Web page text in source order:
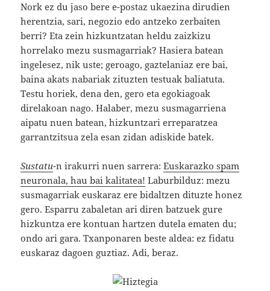
Nork ez du jaso bere e-postaz ukaezina dirudien
herentzia, sari, negozio edo antzeko zerbaiten
berri? Eta zein hizkuntzatan heldu zaizkizu
horrelako mezu susmagarriak? Hasiera batean
ingelesez, nik uste; geroago, gaztelaniaz ere bai,
baina akats nabariak zituzten testuak baliatuta.
Testu horiek, dena den, gero eta egokiagoak
direlakoan nago. Halaber, mezu susmagarriena
aipatu nuen batean, hizkuntzari erreparatzea
garrantzitsua zela esan zidan adiskide batek.
Sustatu-n irakurri nuen sarrera:Euskarazko spam
neuronala, hau bai kalitatea! Laburbilduz: mezu
susmagarriak euskaraz ere bidaltzen dituzte honez
gero. Esparru zabaletan ari diren batzuek gure
hizkuntza ere kontuan hartzen dutela ematen du;
ondo ari gara. Txanponaren beste aldea: ez fidatu
euskaraz dagoen guztiaz. Adi, beraz.